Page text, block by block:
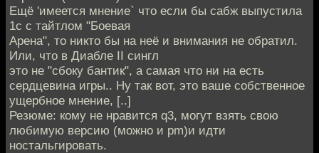
Ещё 'имеется мнение` что если бы сабж выпустила
1с с тайтлом "Боевая
Арена", то никто бы на неё и внимания не обратил.
Или, что в Диабле II сингл
это не "сбоку бантик", а самая что ни на есть
сердцевина игры.. Hу так вот, это ваше собственное
ущербное мнение, [..]
Резюме: кому не нравится q3, могут взять свою
любимую версию (можно и pm)и идти
ностальгировать.